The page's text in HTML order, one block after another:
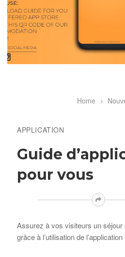
Home
APPLICATION
Guide
pour vous
Assurez à vos visiteurs un séjour
grâce à l’utilisation de